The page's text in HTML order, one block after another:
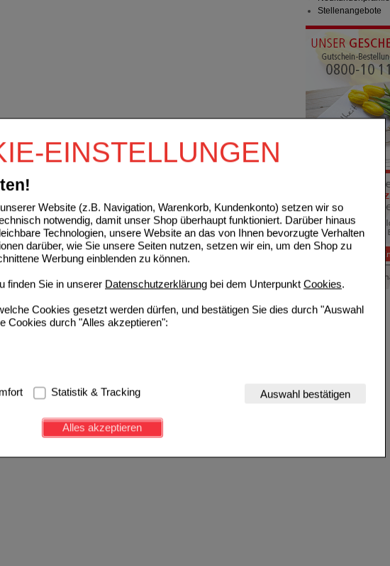
EINSTELLUNGEN
Website (z.B. Navigation, Warenkorb, Kundenkonto) setzen wir so
notwendig, damit unser Shop überhaupt funktioniert. Darüber hinaus
Technologien, unsere Website an das von Ihnen bevorzugte Verhalten
darüber, wie Sie unsere Seiten nutzen, setzen wir ein, um den Shop zu
Werbung einblenden zu können.
finden Sie in unserer Datenschutzerklärung bei dem Unterpunkt Cookies.
Cookies gesetzt werden dürfen, und bestätigen Sie dies durch "Auswahl
Cookies durch "Alles akzeptieren":
es sich um Cookies, die für die Grundfunktionen unserer Website
Kundenkonto), weshalb auf diese nicht verzichtet werden kann.
um das Einkaufserlebnis noch ansprechender zu gestalten,
des Besuchers oder unsere Seite an bevorzugte Verhaltensweisen (z.B.
zu betreiben.
Website weiter für Sie optimieren können, den Inhalt auf unserer Website aber
relevant für Sie zu gestalten. Bitte beachten Sie, dass Daten hierfür
soziale Medien übertragen werden.
Statistik & Tracking Auswahl bestätigen
Alles akzeptieren
Stellenangebote